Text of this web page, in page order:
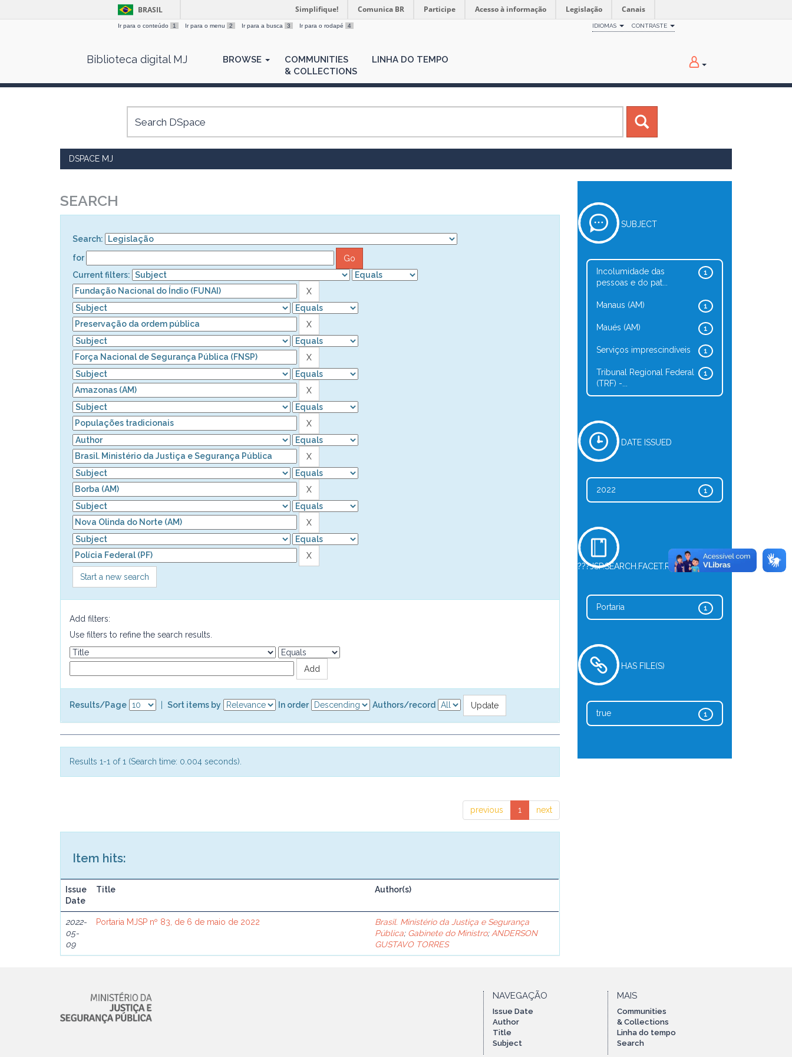
BRASIL Simplifique! Comunica BR Participe Acesso à informação Legislação Canais
Ir para o conteúdo 1 Ir para o menu 2 Ir para a busca 3 Ir para o rodapé 4 IDIOMAS CONTRASTE
Biblioteca digital MJ BROWSE
COMMUNITIES
& COLLECTIONS
LINHA DO TEMPO
DSPACE MJ
SEARCH
Search:
for
Current filters:
Start a new search
Add filters:
Use filters to refine the search results.
Results/Page Sort items by In order Authors/record
Results 1-1 of 1 (Search time: 0.004 seconds).
previous 1 next
Item hits:
Issue
Date
Title Author(s)
2022-
05-
09
Portaria MJSP nº 83, de 6 de maio de 2022
Brasil. Ministério da Justiça e Segurança
Pública; Gabinete do Ministro; ANDERSON
GUSTAVO TORRES
SUBJECT
1
Incolumidade das
pessoas e do pat...
1
Manaus (AM)
1
Maués (AM)
1
Serviços imprescindíveis
1
Tribunal Regional Federal
(TRF) -...
DATE ISSUED
1
2022
???JSP.SEARCH.FACET.REFINE.TYPE???
1
Portaria
HAS FILE(S)
1
true
NAVEGAÇÃO
Issue Date
Author
Title
Subject
MAIS
Communities
& Collections
Linha do tempo
Search